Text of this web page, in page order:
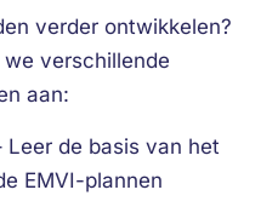
verder ontwikkelen?
verschillende
aan:
Leer de basis van het
EMVI-plannen